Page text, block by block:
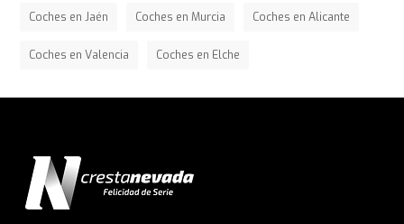
Coches en Jaén Coches en Murcia Coches en Alicante
Coches en Valencia Coches en Elche